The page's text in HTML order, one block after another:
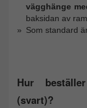
vägghänge
baksidan av
Som standard
Hur
(svart)?